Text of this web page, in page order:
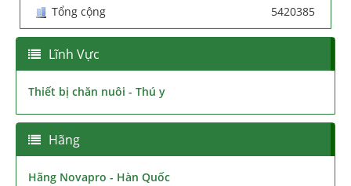
Tổng cộng 5420385
Lĩnh Vực
Thiết bị chăn nuôi - Thú y
Hãng
Hãng Novapro - Hàn Quốc